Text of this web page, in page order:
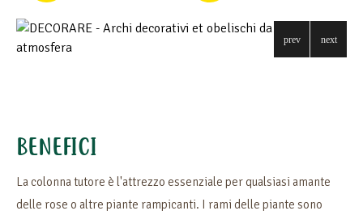
BENEFICI
La colonna tutore è l'attrezzo essenziale per qualsiasi amante
delle rose o altre piante rampicanti. I rami delle piante sono